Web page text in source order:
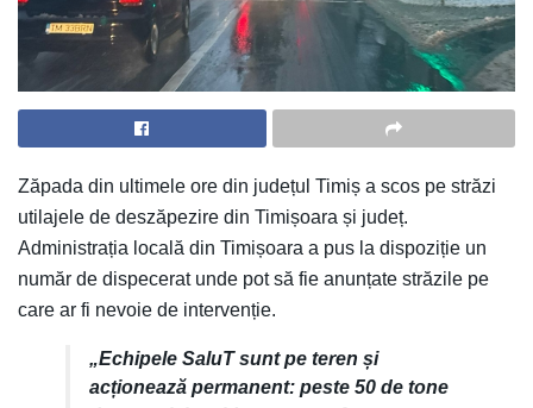
Zăpada din ultimele ore din județul Timiș a scos pe străzi
utilajele de deszăpezire din Timișoara și județ.
Administrația locală din Timișoara a pus la dispoziție un
număr de dispecerat unde pot să fie anunțate străzile pe
care ar fi nevoie de intervenție.
„Echipele SaluT sunt pe teren și
acționează permanent: peste 50 de tone